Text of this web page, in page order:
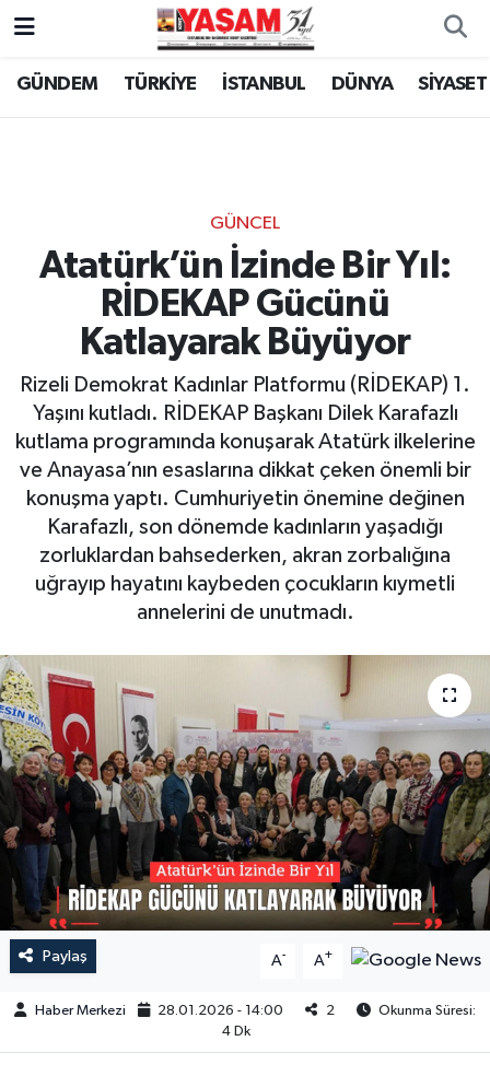
GÜNDEM TÜRKİYE İSTANBUL DÜNYA SİYASET
GÜNCEL
Atatürk’ün İzinde Bir Yıl:
RİDEKAP Gücünü
Katlayarak Büyüyor
Rizeli Demokrat Kadınlar Platformu (RİDEKAP) 1.
Yaşını kutladı. RİDEKAP Başkanı Dilek Karafazlı
kutlama programında konuşarak Atatürk ilkelerine
ve Anayasa’nın esaslarına dikkat çeken önemli bir
konuşma yaptı. Cumhuriyetin önemine değinen
Karafazlı, son dönemde kadınların yaşadığı
zorluklardan bahsederken, akran zorbalığına
uğrayıp hayatını kaybeden çocukların kıymetli
annelerini de unutmadı.
Paylaş A- A+
Haber Merkezi 28.01.2026 - 14:00 2
Okunma Süresi:
4 Dk